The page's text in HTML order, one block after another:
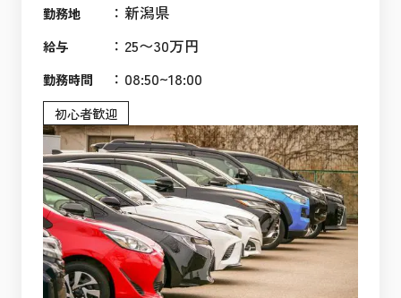
勤務地 ： 新潟県
給与 ： 25〜30万円
勤務時間 ： 08:50~18:00
初心者歓迎